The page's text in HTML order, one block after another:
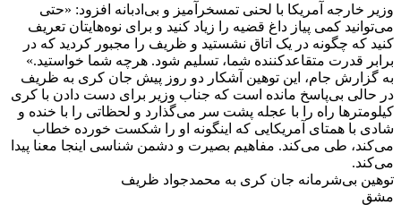
وزیر خارجه آمریکا با لحنی تمسخرآمیز و بی‌ادبانه افزود: «حتی
می‌توانید کمی پیاز داغ قضیه را زیاد کنید و برای نوه‌هایتان تعریف
کنید که چگونه در یک اتاق نشستید و ظریف را مجبور کردید که در
برابر قدرت متقاعدکننده شما، تسلیم شود. هرچه شما خواستید.»
به گزارش جام، این توهین آشکار دو روز پیش جان کری به ظریف
در حالی بی‌پاسخ مانده است که جناب وزیر برای دست دادن با کری
کیلومترها راه را با عجله پشت سر می‌گذارد و لحظاتی را با خنده و
شادی با همتای آمریکایی که اینگونه او را شکست خورده خطاب
می‌کند، طی می‌کند. مفاهیم بصیرت و دشمن شناسی اینجا معنا پیدا
می‌کند.
توهین بی‌شرمانه جان کری به محمدجواد ظریف
مشق